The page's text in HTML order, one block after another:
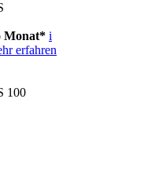
Monat* i
erfahren
100